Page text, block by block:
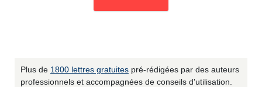
Plus de 1800 lettres gratuites pré-rédigées par des auteurs
professionnels et accompagnées de conseils d'utilisation.